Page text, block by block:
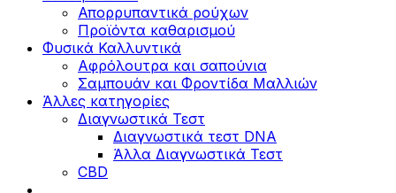
Απορρυπαντικά ρούχων
Προϊόντα καθαρισμού
Φυσικά Καλλυντικά
Αφρόλουτρα και σαπούνια
Σαμπουάν και Φροντίδα Μαλλιών
Άλλες κατηγορίες
Διαγνωστικά Τεστ
Διαγνωστικά τεστ DNA
Άλλα Διαγνωστικά Τεστ
CBD